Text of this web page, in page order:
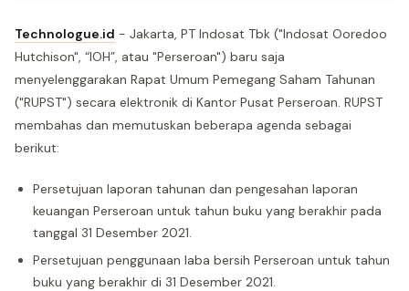
Technologue.id - Jakarta, PT Indosat Tbk ("Indosat Ooredoo
Hutchison", “IOH”, atau "Perseroan") baru saja
menyelenggarakan Rapat Umum Pemegang Saham Tahunan
("RUPST") secara elektronik di Kantor Pusat Perseroan. RUPST
membahas dan memutuskan beberapa agenda sebagai
berikut:
Persetujuan laporan tahunan dan pengesahan laporan
keuangan Perseroan untuk tahun buku yang berakhir pada
tanggal 31 Desember 2021.
Persetujuan penggunaan laba bersih Perseroan untuk tahun
buku yang berakhir di 31 Desember 2021.